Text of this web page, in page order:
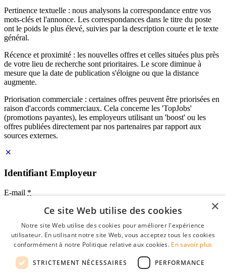
Pertinence textuelle : nous analysons la correspondance entre vos
mots-clés et l'annonce. Les correspondances dans le titre du poste
ont le poids le plus élevé, suivies par la description courte et le texte
général.
Récence et proximité : les nouvelles offres et celles situées plus près
de votre lieu de recherche sont prioritaires. Le score diminue à
mesure que la date de publication s'éloigne ou que la distance
augmente.
Priorisation commerciale : certaines offres peuvent être priorisées en
raison d'accords commerciaux. Cela concerne les 'TopJobs'
(promotions payantes), les employeurs utilisant un 'boost' ou les
offres publiées directement par nos partenaires par rapport aux
sources externes.
Identifiant Employeur
E-mail *
Mot de passe
se souvenir de moi
mot de passe oublié?
×
Ce site Web utilise des cookies
Notre site Web utilise des cookies pour améliorer l'expérience
utilisateur. En utilisant notre site Web, vous acceptez tous les cookies
conformément à notre Politique relative aux cookies. En savoir plus
STRICTEMENT NÉCESSAIRES PERFORMANCE